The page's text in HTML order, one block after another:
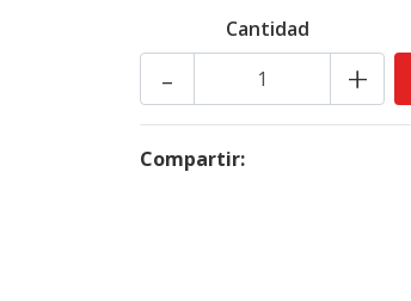
Cantidad
+
-
Compartir: